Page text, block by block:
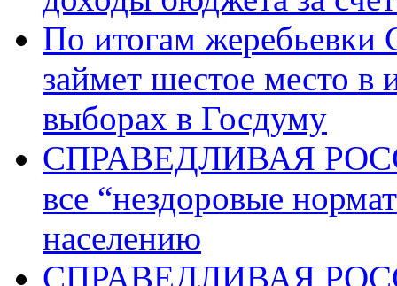
По итогам
займет шестое место в
выборах в Госдуму
СПРАВЕДЛИВАЯ
все “нездоровые
населению
СПРАВЕДЛИВАЯ